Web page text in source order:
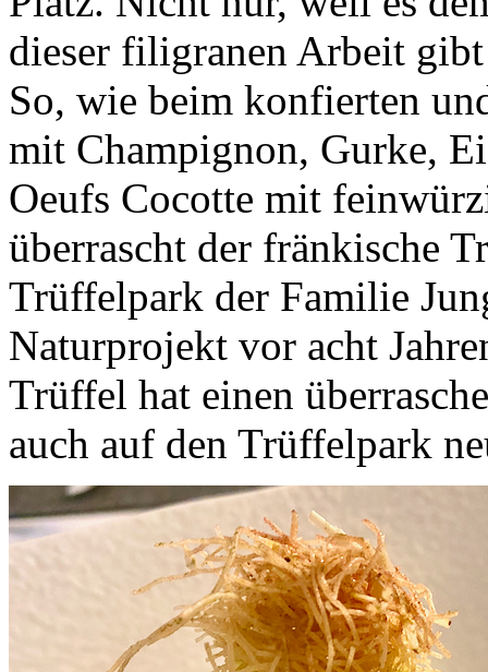
dieser filigranen Arbeit
So, wie beim konfierten
mit Champignon, Gurke,
Oeufs Cocotte mit
überrascht der fränkische
Trüffelpark der Familie
Naturprojekt vor acht
Trüffel hat einen
auch auf den Trüffelpark